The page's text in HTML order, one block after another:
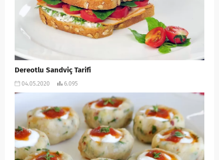
Dereotlu Sandviç Tarifi
04.05.2020 6.095